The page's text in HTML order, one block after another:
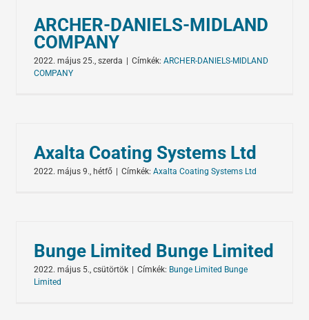
ARCHER-DANIELS-MIDLAND
COMPANY
2022. május 25., szerda | Címkék:ARCHER-DANIELS-MIDLAND
COMPANY
Axalta Coating Systems Ltd
2022. május 9., hétfő | Címkék:Axalta Coating Systems Ltd
Bunge Limited Bunge Limited
2022. május 5., csütörtök | Címkék: Bunge Limited Bunge
Limited